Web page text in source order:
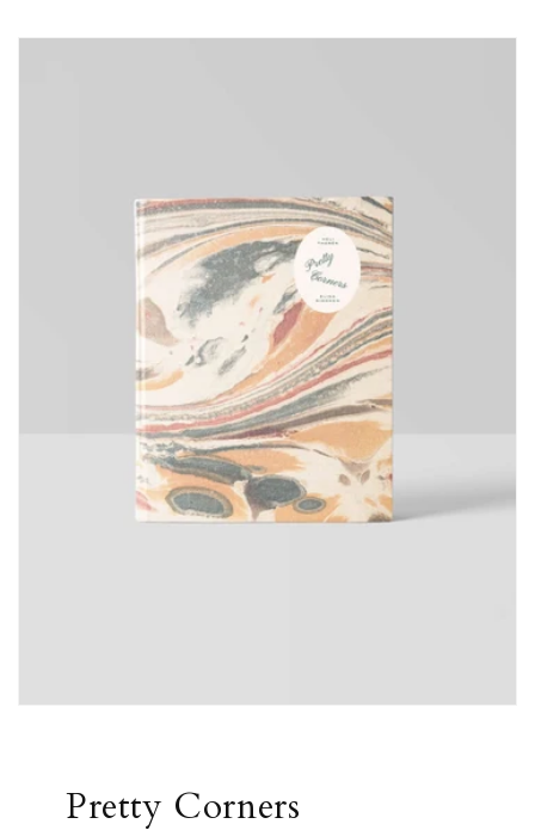
Pretty Corners